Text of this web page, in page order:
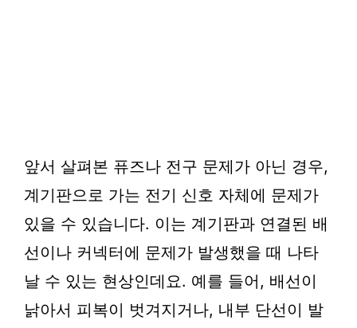
앞서 살펴본 퓨즈나 전구 문제가 아닌 경우,
계기판으로 가는 전기 신호 자체에 문제가
있을 수 있습니다. 이는 계기판과 연결된 배
선이나 커넥터에 문제가 발생했을 때 나타
날 수 있는 현상인데요. 예를 들어, 배선이
낡아서 피복이 벗겨지거나, 내부 단선이 발